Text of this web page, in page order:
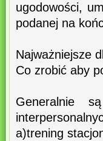
ugodowości,
podanej na
Najważniejsze
Co zrobić aby
Generalnie
a)trening